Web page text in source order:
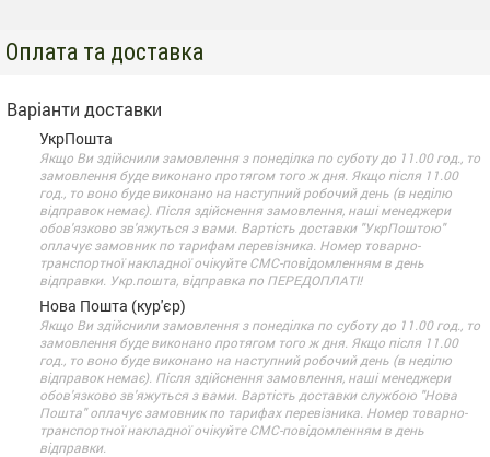
Оплата та доставка
Варіанти доставки
УкрПошта
Якщо Ви здійснили замовлення з понеділка по суботу до 11.00 год., то
замовлення буде виконано протягом того ж дня. Якщо після 11.00
год., то воно буде виконано на наступний робочий день (в неділю
відправок немає). Після здійснення замовлення, наші менеджери
обов'язково зв'яжуться з вами. Вартість доставки "УкрПоштою"
оплачує замовник по тарифам перевізника. Номер товарно-
транспортної накладної очікуйте СМС-повідомленням в день
відправки. Укр.пошта, відправка по ПЕРЕДОПЛАТІ!
Нова Пошта (кур'єр)
Якщо Ви здійснили замовлення з понеділка по суботу до 11.00 год., то
замовлення буде виконано протягом того ж дня. Якщо після 11.00
год., то воно буде виконано на наступний робочий день (в неділю
відправок немає). Після здійснення замовлення, наші менеджери
обов'язково зв'яжуться з вами. Вартість доставки службою "Нова
Пошта" оплачує замовник по тарифах перевізника. Номер товарно-
транспортної накладної очікуйте СМС-повідомленням в день
відправки.